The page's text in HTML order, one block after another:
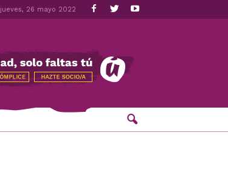
jueves, 26 mayo 2022